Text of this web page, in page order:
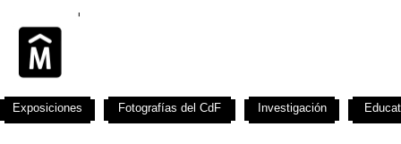
Exposiciones Fotografías del CdF Investigación